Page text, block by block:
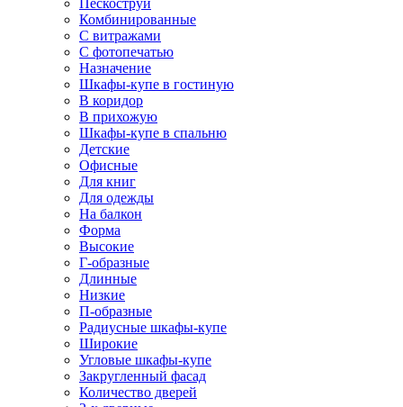
Пескоструй
Комбинированные
С витражами
С фотопечатью
Назначение
Шкафы-купе в гостиную
В коридор
В прихожую
Шкафы-купе в спальню
Детские
Офисные
Для книг
Для одежды
На балкон
Форма
Высокие
Г-образные
Длинные
Низкие
П-образные
Радиусные шкафы-купе
Широкие
Угловые шкафы-купе
Закругленный фасад
Количество дверей